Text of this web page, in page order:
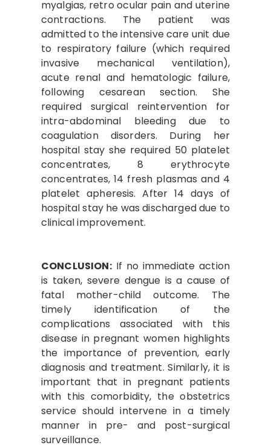
myalgias, retro ocular pain and uterine
contractions. The patient was
admitted to the intensive care unit due
to respiratory failure (which required
invasive mechanical ventilation),
acute renal and hematologic failure,
following cesarean section. She
required surgical reintervention for
intra-abdominal bleeding due to
coagulation disorders. During her
hospital stay she required 50 platelet
concentrates, 8 erythrocyte
concentrates, 14 fresh plasmas and 4
platelet apheresis. After 14 days of
hospital stay he was discharged due to
clinical improvement.
CONCLUSION:If no immediate action
is taken, severe dengue is a cause of
fatal mother-child outcome. The
timely identification of the
complications associated with this
disease in pregnant women highlights
the importance of prevention, early
diagnosis and treatment. Similarly, it is
important that in pregnant patients
with this comorbidity, the obstetrics
service should intervene in a timely
manner in pre- and post-surgical
surveillance.